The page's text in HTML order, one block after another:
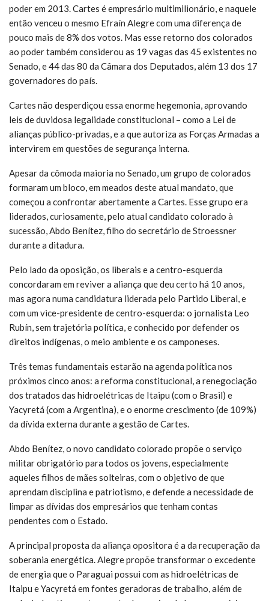
poder em 2013. Cartes é empresário multimilionário, e naquele
então venceu o mesmo Efraín Alegre com uma diferença de
pouco mais de 8% dos votos. Mas esse retorno dos colorados
ao poder também considerou as 19 vagas das 45 existentes no
Senado, e 44 das 80 da Câmara dos Deputados, além 13 dos 17
governadores do país.
Cartes não desperdiçou essa enorme hegemonia, aprovando
leis de duvidosa legalidade constitucional – como a Lei de
alianças público-privadas, e a que autoriza as Forças Armadas a
intervirem em questões de segurança interna.
Apesar da cômoda maioria no Senado, um grupo de colorados
formaram um bloco, em meados deste atual mandato, que
começou a confrontar abertamente a Cartes. Esse grupo era
liderados, curiosamente, pelo atual candidato colorado à
sucessão, Abdo Benítez, filho do secretário de Stroessner
durante a ditadura.
Pelo lado da oposição, os liberais e a centro-esquerda
concordaram em reviver a aliança que deu certo há 10 anos,
mas agora numa candidatura liderada pelo Partido Liberal, e
com um vice-presidente de centro-esquerda: o jornalista Leo
Rubín, sem trajetória política, e conhecido por defender os
direitos indígenas, o meio ambiente e os camponeses.
Três temas fundamentais estarão na agenda política nos
próximos cinco anos: a reforma constitucional, a renegociação
dos tratados das hidroelétricas de Itaipu (com o Brasil) e
Yacyretá (com a Argentina), e o enorme crescimento (de 109%)
da dívida externa durante a gestão de Cartes.
Abdo Benítez, o novo candidato colorado propõe o serviço
militar obrigatório para todos os jovens, especialmente
aqueles filhos de mães solteiras, com o objetivo de que
aprendam disciplina e patriotismo, e defende a necessidade de
limpar as dívidas dos empresários que tenham contas
pendentes com o Estado.
A principal proposta da aliança opositora é a da recuperação da
soberania energética. Alegre propõe transformar o excedente
de energia que o Paraguai possui com as hidroelétricas de
Itaipu e Yacyretá em fontes geradoras de trabalho, além de